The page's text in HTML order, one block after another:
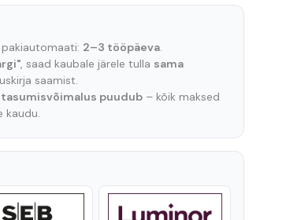
2–3 tööpäeva.
, saad kaubale järele tulla sama
saamist.
tasumisvõimalus puudub– kõik maksed
kaudu.